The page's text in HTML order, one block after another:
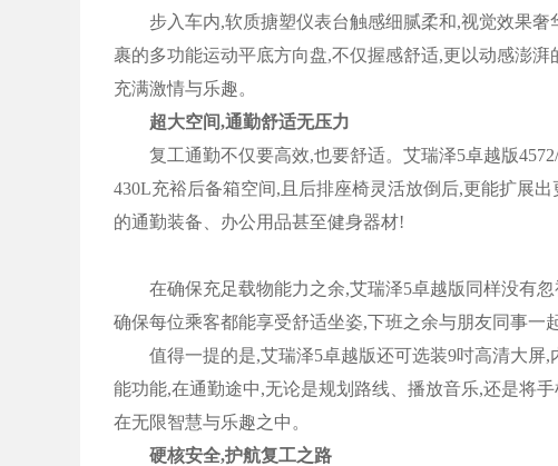
步入车内,软质搪塑仪表台触感细腻柔和,视觉效果奢
裹的多功能运动平底方向盘,不仅握感舒适,更以动感澎
充满激情与乐趣。
超大空间,通勤舒适无压力
复工通勤不仅要高效,也要舒适。艾瑞泽5卓越版4572/
430L充裕后备箱空间,且后排座椅灵活放倒后,更能扩展
的通勤装备、办公用品甚至健身器材!
在确保充足载物能力之余,艾瑞泽5卓越版同样没有忽
确保每位乘客都能享受舒适坐姿,下班之余与朋友同事一
值得一提的是,艾瑞泽5卓越版还可选装9吋高清大屏,
能功能,在通勤途中,无论是规划路线、播放音乐,还是将
在无限智慧与乐趣之中。
硬核安全,护航复工之路